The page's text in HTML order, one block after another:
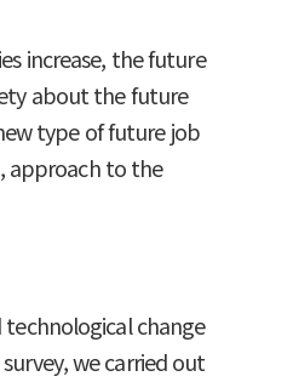
increase, the future
about the future
type of future job
approach to the
change
we carried out